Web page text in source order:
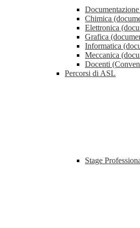
Chimica
Elettronica
Grafica
Informatica
Meccanica
Docenti
Percorsi di ASL
Stage